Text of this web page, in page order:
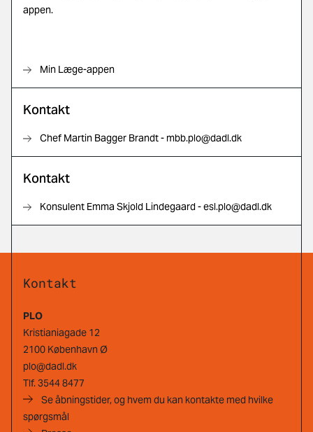
appen.
Min Læge-appen
Kontakt
Chef Martin Bagger Brandt - mbb.plo@dadl.dk
Kontakt
Konsulent Emma Skjold Lindegaard - esl.plo@dadl.dk
Kontakt
PLO
Kristianiagade 12
2100 København Ø
plo@dadl.dk
Tlf.3544 8477
Se åbningstider, og hvem du kan kontakte med hvilke
spørgsmål